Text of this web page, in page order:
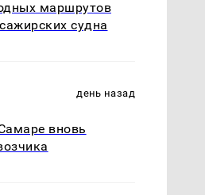
СМИ: В Химках на
полицейскую
маршрутов
судна
день назад
вновь